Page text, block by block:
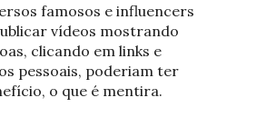
famosos e influencers
vídeos mostrando
clicando em links e
pessoais, poderiam ter
o que é mentira.